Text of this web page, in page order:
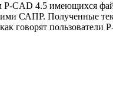
P-CAD 4.5 имеющихся
САПР.
говорят